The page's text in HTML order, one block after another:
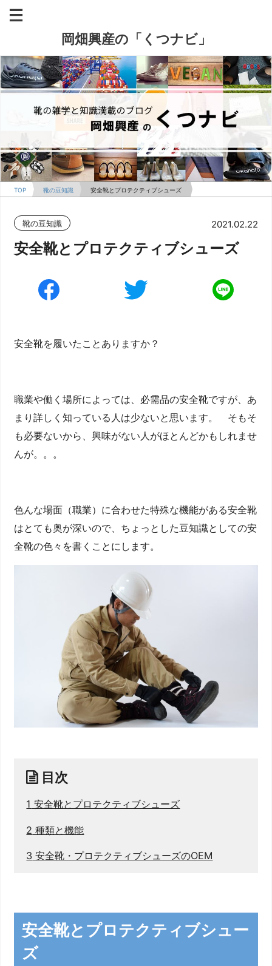
岡畑興産の「くつナビ」
TOP 靴の豆知識 安全靴とプロテクティブシューズ
靴の豆知識 2021.02.22
安全靴とプロテクティブシューズ
安全靴を履いたことありますか？
職業や働く場所によっては、必需品の安全靴ですが、あ
まり詳しく知っている人は少ないと思います。 そもそ
も必要ないから、興味がない人がほとんどかもしれませ
んが。。。
色んな場面（職業）に合わせた特殊な機能がある安全靴
はとても奥が深いので、ちょっとした豆知識としての安
全靴の色々を書くことにします。
目次
1 安全靴とプロテクティブシューズ
2 種類と機能
3 安全靴・プロテクティブシューズのOEM
安全靴とプロテクティブシュー
ズ